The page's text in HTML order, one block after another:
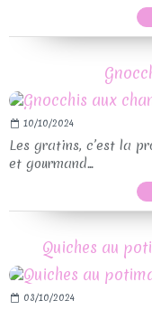
10/10/2024
Les gratins, c’est la
et gourmand...
Quiches au
03/10/2024